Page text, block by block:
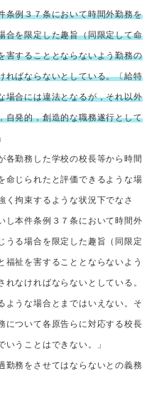
条例３７条において時間外勤務を
合を限定した趣旨（同限定して命
害することとならないよう勤務の
ればならないとしている。〔給特
場合には違法となるが，それ以外
自発的，創造的な職務遂行として
各勤務した学校の校長等から時間
命じられたと評価できるような場
く拘束するような状況下でなさ
し本件条例３７条において時間外
うる場合を限定した趣旨（同限定
福祉を害することとならないよう
なければならないとしている。
ような場合とまではいえない。そ
について各原告らに対応する校長
うことはできない。」
勤務をさせてはならないとの義務